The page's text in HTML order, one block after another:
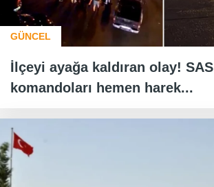
GÜNCEL
İlçeyi ayağa kaldıran olay! SAS
komandoları hemen harek...